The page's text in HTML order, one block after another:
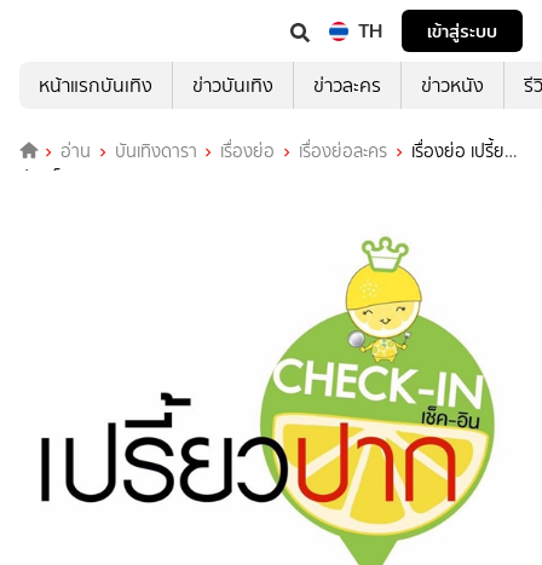
TH
เข้าสู่ระบบ
หน้าแรกบันเทิง
ข่าวบันเทิง ข่าวละคร ข่าวหนัง รี
อ่าน บันเทิงดารา เรื่องย่อ เรื่องย่อละคร
เรื่องย่อ เปรี้ยว
ปากเช็คอิน